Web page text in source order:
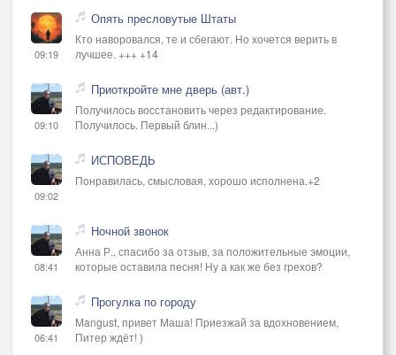
09:19
Опять пресловутые Штаты
Кто наворовался, те и сбегают. Но хочется верить в
лучшее. +++ +14
09:10
Приоткройте мне дверь (авт.)
Получилось восстановить через редактирование.
Получилось. Первый блин...)
09:02
ИСПОВЕДЬ
Понравилась, смысловая, хорошо исполнена.+2
08:41
Ночной звонок
Анна Р., спасибо за отзыв, за положительные эмоции,
которые оставила песня! Ну а как же без грехов?
06:41
Прогулка по городу
Mangust, привет Маша! Приезжай за вдохновением,
Питер ждёт! )